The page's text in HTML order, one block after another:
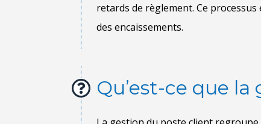
Qu’est-ce que